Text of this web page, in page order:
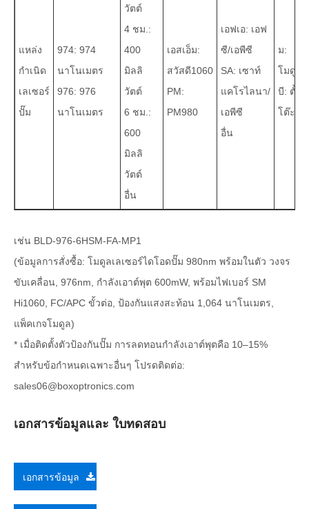
แหล่ง
กำเนิด
เลเซอร์
ปั๊ม
974: 974
นาโนเมตร
976: 976
นาโนเมตร
วัตต์
4 ชม.:
400
มิลลิ
วัตต์
6 ชม.:
600
มิลลิ
วัตต์
อื่น
เอสเอ็ม:
สวัสดี1060
PM:
PM980
เอฟเอ: เอฟ
ซี/เอพีซี
SA: เซาท์
แคโรไลนา/
เอพีซี
อื่น
ม:
โมดูล
บี: ตั้ง
โต๊ะ
เช่น BLD-976-6HSM-FA-MP1
(ข้อมูลการสั่งซื้อ: โมดูลเลเซอร์ไดโอดปั๊ม 980nm พร้อมในตัว วงจร
ขับเคลื่อน, 976nm, กำลังเอาต์พุต 600mW, พร้อมไฟเบอร์ SM
Hi1060, FC/APC ขั้วต่อ, ป้องกันแสงสะท้อน 1,064 นาโนเมตร,
แพ็คเกจโมดูล)
* เมื่อติดตั้งตัวป้องกันปั๊ม การลดทอนกำลังเอาต์พุตคือ 10–15%
สำหรับข้อกำหนดเฉพาะอื่นๆ โปรดติดต่อ:
sales06@boxoptronics.com
เอกสารข้อมูลและ ใบทดสอบ
เอกสารข้อมูล